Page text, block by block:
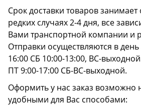
Срок доставки товаров занимает
редких случаях 2-4 дня, все
Вами транспортной компании и
Отправки осуществляются в
16:00 СБ 10:00-13:00, ВС-
ПТ 9:00-17:00 СБ-ВС-выходной.
Оформить у нас заказ возможно
удобными для Вас способами: